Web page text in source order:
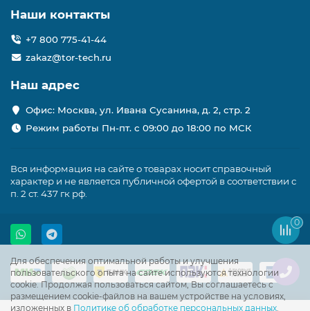
Для обеспечения оптимальной работы и улучшения
пользовательского опыта на сайте используются технологии
cookie. Продолжая пользоваться сайтом, Вы соглашаетесь с
размещением cookie-файлов на вашем устройстве на условиях,
изложенных в Политике об обработке персональных данных.
Наши контакты
+7 800 775-41-44
zakaz@tor-tech.ru
Наш адрес
Офис: Москва, ул. Ивана Сусанина, д. 2, стр. 2
Режим работы Пн-пт. с 09:00 до 18:00 по МСК
Вся информация на сайте о товарах носит справочный
характер и не является публичной офертой в соответствии с
п. 2 ст. 437 гк рф.
0